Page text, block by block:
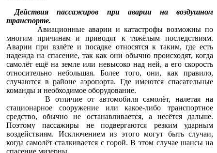
Действия пассажиров при аварии на воздушном
транспорте.
Авиационные аварии и катастрофы возможны по
многим причинам и приводят к тяжёлым последствиям.
Аварии при взлёте и посадке относятся к таким, где есть
надежда на спасение, так как они обычно происходят, когда
самолёт ещё на земле или невысоко над ней, а его скорость
относительно небольшая. Более того, они, как правило,
случаются в районе аэропорта. Где имеются спасательные
команды и необходимое оборудование.
В отличие от автомобиля самолёт, налетая на
стационарное сооружение или какое-либо транспортное
средство, обычно не останавливается, а несётся дальше.
Поэтому пассажиры не подвергаются резким ударным
воздействиям. Исключением из этого могут быть случаи,
когда самолёт сталкивается с горой. В этом случае шансы на
спасение мизерны.